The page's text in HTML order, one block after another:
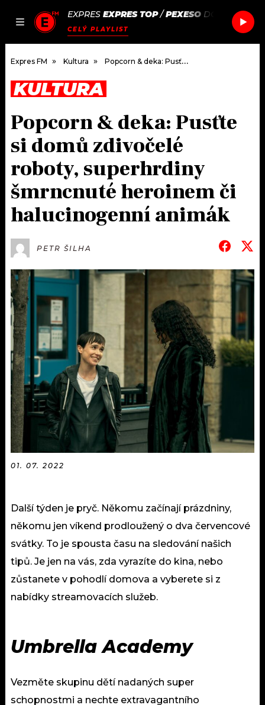
JAK
SEZNAM.CZ
EXPRES EXPRES TOP/PEXESO DO IT BETTER
CELÝ PLAYLIST
DOMŮ
ČLÁNKY
HUDBA
ROZHOVORY
#NEBUDUDOMA
KALENDÁŘ
KVÍZY
VIP
TRENDY
KULTURA
MIX
OSTATNÍ
PODCASTY
JAK NALADIT
RÁDIO
APLIKACE
PROGRAM
PLAYLIST
JAK NALADIT
SOUTĚŽE
Expres FM Kultura Popcorn & deka: Pusťte si domů zdivočelé roboty, superhrdiny šmrncnuté heroinem či halucinogenní animák
KULTURA
Popcorn & deka: Pusťte
si domů zdivočelé
roboty, superhrdiny
šmrncnuté heroinem či
halucinogenní animák
PETR ŠILHA
01. 07. 2022
Další týden je pryč. Někomu začínají prázdniny,
někomu jen víkend prodloužený o dva červencové
svátky. To je spousta času na sledování našich
tipů. Je jen na vás, zda vyrazíte do kina, nebo
zůstanete v pohodlí domova a vyberete si z
nabídky streamovacích služeb.
Umbrella Academy
Vezměte skupinu dětí nadaných super
schopnostmi a nechte extravagantního